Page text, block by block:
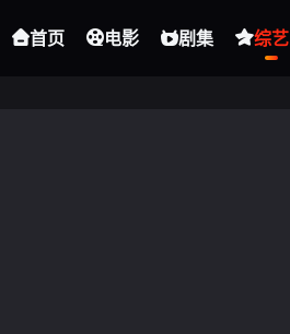
首页 电影 剧集 综艺